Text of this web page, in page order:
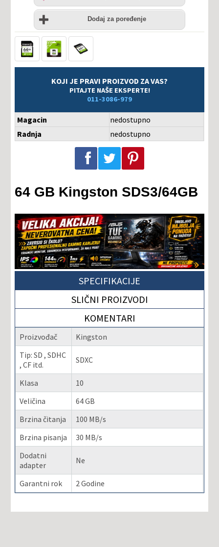
listu
želja
Uporedi
Dodaj za poređenje
KOJI JE PRAVI PROIZVOD ZA VAS?
PITAJTE NAŠE EKSPERTE!
011-3086-979
Magacin
nedostupno
Radnja
nedostupno
Podeli na Facebook-u Podeli na Twitter-u Podeli na Pinterest-u
64 GB Kingston SDS3/64GB
SPECIFIKACIJE
SLIČNI PROIZVODI
KOMENTARI
Proizvođač
Kingston
Tip: SD , SDHC
, CF itd.
SDXC
Klasa
10
Veličina
64 GB
Brzina čitanja
100 MB/s
Brzina pisanja
30 MB/s
Dodatni
adapter
Ne
Garantni rok 2 Godine